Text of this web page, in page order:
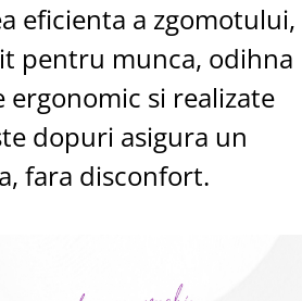
eficienta a zgomotului,
pentru munca, odihna
ergonomic si realizate
dopuri asigura un
fara disconfort.